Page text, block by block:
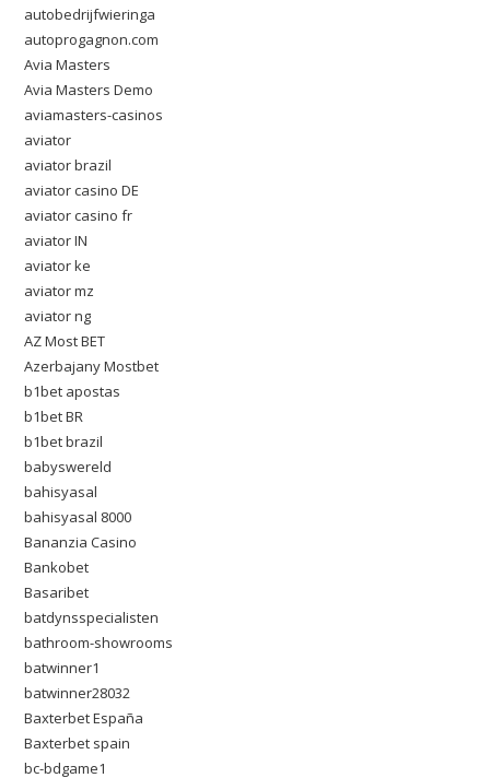
autobedrijfwieringa
autoprogagnon.com
Avia Masters
Avia Masters Demo
aviamasters-casinos
aviator
aviator brazil
aviator casino DE
aviator casino fr
aviator IN
aviator ke
aviator mz
aviator ng
AZ Most BET
Azerbajany Mostbet
b1bet apostas
b1bet BR
b1bet brazil
babyswereld
bahisyasal
bahisyasal 8000
Bananzia Casino
Bankobet
Basaribet
batdynsspecialisten
bathroom-showrooms
batwinner1
batwinner28032
Baxterbet España
Baxterbet spain
bc-bdgame1